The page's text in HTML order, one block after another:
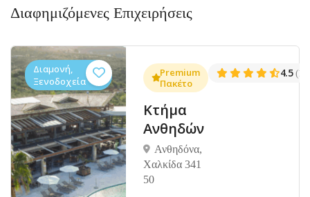
Διαφημιζόμενες Επιχειρήσεις
(1381)
Διαμονή,
Ξενοδοχεία
Premium
Πακέτο
Κτήμα
Ανθηδών
Ανθηδόνα,
Χαλκίδα 341
50
4.5